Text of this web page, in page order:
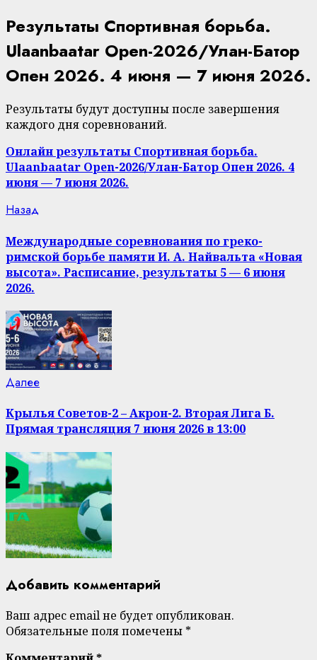
Результаты Спортивная борьба.
Ulaanbaatar Open-2026/Улан-Батор
Опен 2026. 4 июня — 7 июня 2026.
Результаты будут доступны после завершения
каждого дня соревнований.
Онлайн результаты Спортивная борьба.
Ulaanbaatar Open-2026/Улан-Батор Опен 2026. 4
июня — 7 июня 2026.
Продолжить
чтение
Назад
Международные соревнования по греко-
римской борьбе памяти И. А. Найвальта «Новая
высота». Расписание, результаты 5 — 6 июня
2026.
ДалееСледующая
Крылья Советов-2 – Акрон-2. Вторая Лига Б.
Прямая трансляция 7 июня 2026 в 13:00
Добавить комментарий
Ваш адрес email не будет опубликован.
Обязательные поля помечены *